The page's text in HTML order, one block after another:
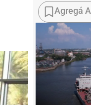
Agregá